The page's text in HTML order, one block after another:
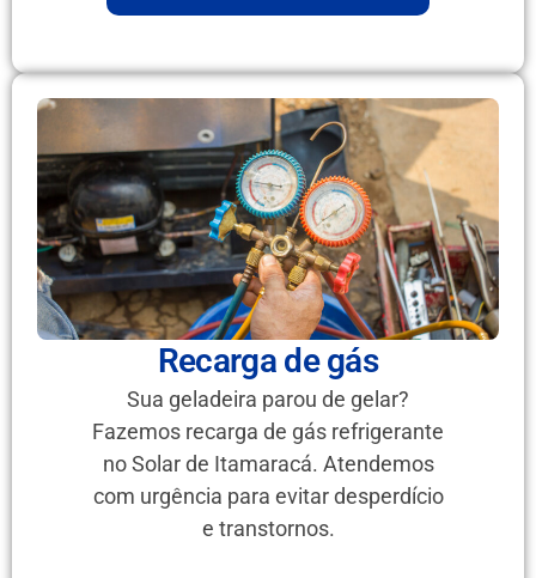
Recarga de gás
Sua geladeira parou de gelar?
Fazemos recarga de gás refrigerante
no Solar de Itamaracá. Atendemos
com urgência para evitar desperdício
e transtornos.